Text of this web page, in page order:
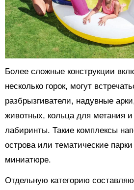
Более сложные конструкции
несколько горок, могут
разбрызгиватели, надувные
животных, кольца для метания
лабиринты. Такие комплексы
острова или тематические
миниатюре.
Отдельную категорию